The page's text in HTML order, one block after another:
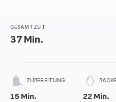
GESAMTZEIT
37 Min.
ZUBEREITUNG
15 Min. 22 Min.